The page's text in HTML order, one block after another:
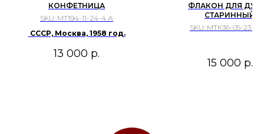
КОНФЕТНИЦА
SKU: МТ194-11-24-4 А
СССР, Москва, 1958 год.
13 000 р.
ФЛАКОН ДЛЯ
СТАРИННЫЙ
SKU: МТК36-05-23
15 000 р.